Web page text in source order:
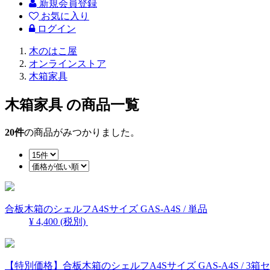
新規会員登録
お気に入り
ログイン
木のはこ屋
オンラインストア
木箱家具
木箱家具 の商品一覧
20件の商品がみつかりました。
合板木箱のシェルフA4Sサイズ GAS-A4S / 単品
¥ 4,400 (税別)
【特別価格】合板木箱のシェルフA4Sサイズ GAS-A4S / 3箱